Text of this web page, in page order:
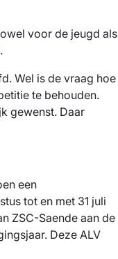
voor de jeugd als
Wel is de vraag hoe
te behouden.
gewenst. Daar
een
tot en met 31 juli
ZSC-Saende aan de
Deze ALV